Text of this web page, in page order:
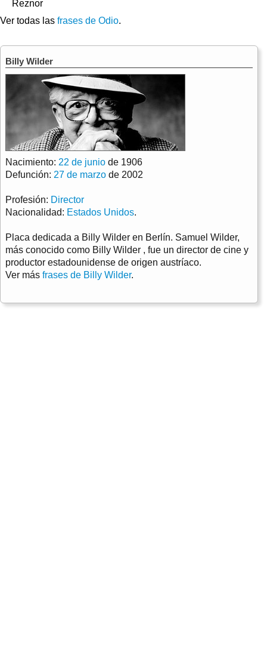
Reznor
Ver todas las frases de Odio.
Billy Wilder
Nacimiento: 22 de junio de 1906
Defunción: 27 de marzo de 2002
Profesión: Director
Nacionalidad: Estados Unidos.
Placa dedicada a Billy Wilder en Berlín. Samuel Wilder,
más conocido como Billy Wilder , fue un director de cine y
productor estadounidense de origen austríaco.
Ver más frases de Billy Wilder.